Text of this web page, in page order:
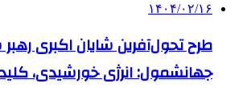
۱۴۰۴/۰۲/۱۶
طرح تحول‌آفرین شایان اکبری
جهانشمول: انرژی خورشیدی،